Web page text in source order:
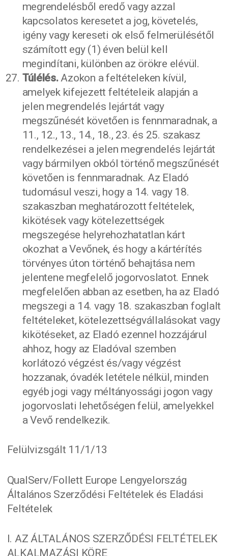
megrendelésből eredő vagy azzal
kapcsolatos keresetet a jog, követelés,
igény vagy kereseti ok első felmerülésétől
számított egy (1) éven belül kell
megindítani, különben az örökre elévül.
Túlélés.Azokon a feltételeken kívül,
amelyek kifejezett feltételeik alapján a
jelen megrendelés lejártát vagy
megszűnését követően is fennmaradnak, a
11., 12., 13., 14., 18., 23. és 25. szakasz
rendelkezései a jelen megrendelés lejártát
vagy bármilyen okból történő megszűnését
követően is fennmaradnak. Az Eladó
tudomásul veszi, hogy a 14. vagy 18.
szakaszban meghatározott feltételek,
kikötések vagy kötelezettségek
megszegése helyrehozhatatlan kárt
okozhat a Vevőnek, és hogy a kártérítés
törvényes úton történő behajtása nem
jelentene megfelelő jogorvoslatot. Ennek
megfelelően abban az esetben, ha az Eladó
megszegi a 14. vagy 18. szakaszban foglalt
feltételeket, kötelezettségvállalásokat vagy
kikötéseket, az Eladó ezennel hozzájárul
ahhoz, hogy az Eladóval szemben
korlátozó végzést és/vagy végzést
hozzanak, óvadék letétele nélkül, minden
egyéb jogi vagy méltányossági jogon vagy
jogorvoslati lehetőségen felül, amelyekkel
a Vevő rendelkezik.
Felülvizsgált 11/1/13
QualServ/Follett Europe Lengyelország
Általános Szerződési Feltételek és Eladási
Feltételek
I. AZ ÁLTALÁNOS SZERZŐDÉSI FELTÉTELEK
ALKALMAZÁSI KÖRE